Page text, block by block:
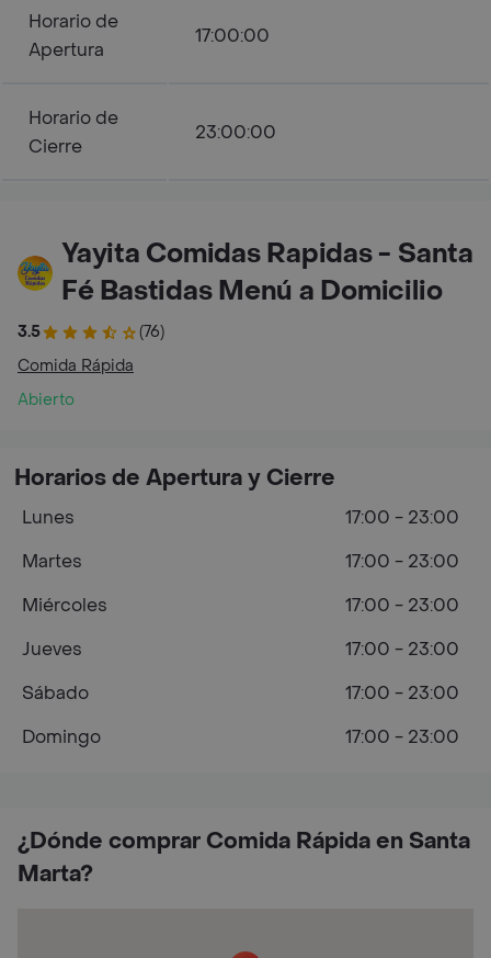
Horario de
Apertura
17:00:00
Horario de
Cierre
23:00:00
Yayita Comidas Rapidas - Santa
Fé Bastidas Menú a Domicilio
3.5
(76)
Comida Rápida
Abierto
¿Dónde comprar Comida Rápida en Santa
Marta?
Horarios de Apertura y Cierre
Lunes
17:00 - 23:00
Martes
17:00 - 23:00
Miércoles
17:00 - 23:00
Jueves
17:00 - 23:00
Sábado
17:00 - 23:00
Domingo
17:00 - 23:00